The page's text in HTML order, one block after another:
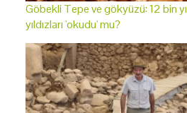
Göbekli Tepe ve gökyüzü: 12 bin
yıldızları 'okudu' mu?